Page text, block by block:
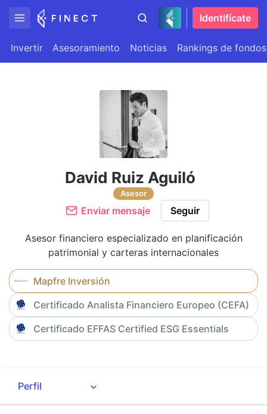
Identifícate
Invertir Asesoramiento Noticias Rankings de fondos
David Ruiz Aguiló
Asesor
Enviar mensaje Seguir
Asesor financiero especializado en planificación
patrimonial y carteras internacionales
Mapfre Inversión
Certificado Analista Financiero Europeo (CEFA)
Certificado EFFAS Certified ESG Essentials